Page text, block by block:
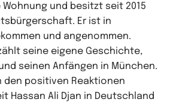
Wohnung und besitzt seit 2015
Er ist in
und angenommen.
seine eigene Geschichte,
seinen Anfängen in München.
den positiven Reaktionen
Hassan Ali Djan in Deutschland